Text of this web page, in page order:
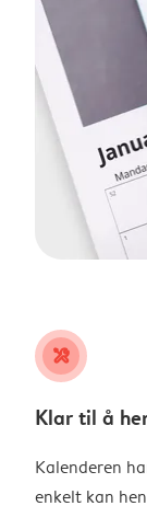
tools
Klar til å
Kalenderen
enkelt kan